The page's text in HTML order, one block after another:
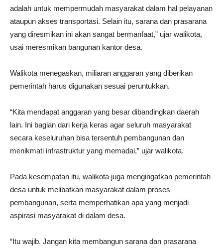
adalah untuk mempermudah masyarakat dalam hal pelayanan
ataupun akses transportasi. Selain itu, sarana dan prasarana
yang diresmikan ini akan sangat bermanfaat,” ujar walikota,
usai meresmikan bangunan kantor desa.
Walikota menegaskan, miliaran anggaran yang diberikan
pemerintah harus digunakan sesuai peruntukkan.
“Kita mendapat anggaran yang besar dibandingkan daerah
lain. Ini bagian dari kerja keras agar seluruh masyarakat
secara keseluruhan bisa tersentuh pembangunan dan
menikmati infrastruktur yang memadai,” ujar walikota.
Pada kesempatan itu, walikota juga mengingatkan pemerintah
desa untuk melibatkan masyarakat dalam proses
pembangunan, serta memperhatikan apa yang menjadi
aspirasi masyarakat di dalam desa.
“Itu wajib. Jangan kita membangun sarana dan prasarana